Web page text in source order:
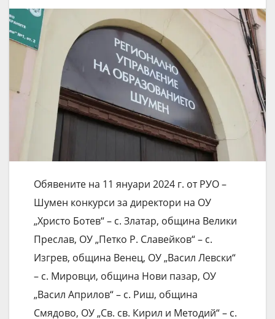
Обявените на 11 януари 2024 г. от РУО –
Шумен конкурси за директори на ОУ
„Христо Ботев“ – с. Златар, община Велики
Преслав, ОУ „Петко Р. Славейков“ – с.
Изгрев, община Венец, ОУ „Васил Левски“
– с. Мировци, община Нови пазар, ОУ
„Васил Априлов“ – с. Риш, община
Смядово, ОУ „Св. св. Кирил и Методий“ – с.